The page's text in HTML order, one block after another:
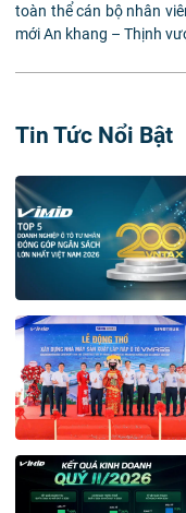
toàn thể cán bộ nhân
mới An khang – Thịnh
Tin Tức Nổi Bật